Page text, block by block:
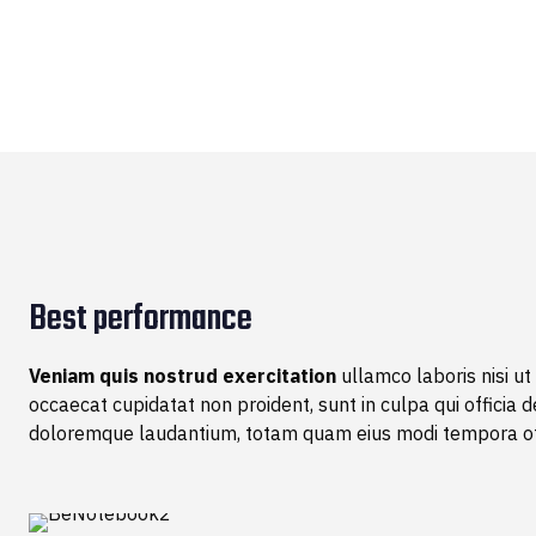
Best performance
Veniam quis nostrud exercitation ullamco laboris nisi
occaecat cupidatat non proident, sunt in culpa qui officia
doloremque laudantium, totam quam eius modi tempora